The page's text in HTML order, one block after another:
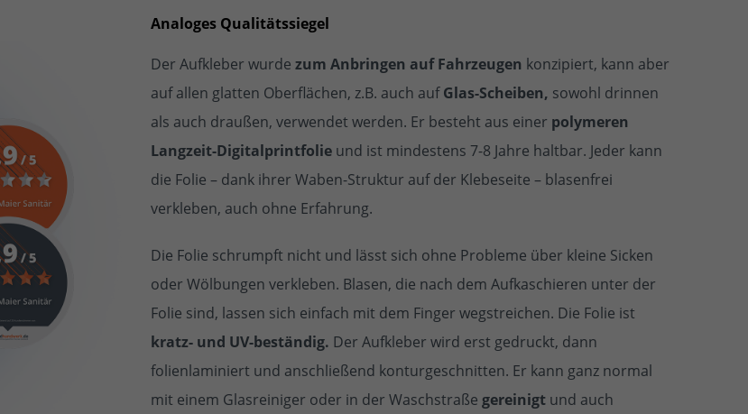
Analoges Qualitätssiegel
Der Aufkleber wurde zum Anbringen auf Fahrzeugen konzipiert, kann aber
auf allen glatten Oberflächen, z.B. auch aufGlas-Scheiben, sowohl drinnen
als auch draußen, verwendet werden. Er besteht aus einer polymeren
Langzeit-Digitalprintfolie und ist mindestens 7-8 Jahre haltbar. Jeder kann
die Folie – dank ihrer Waben-Struktur auf der Klebeseite – blasenfrei
verkleben, auch ohne Erfahrung.
Die Folie schrumpft nicht und lässt sich ohne Probleme über kleine Sicken
oder Wölbungen verkleben. Blasen, die nach dem Aufkaschieren unter der
Folie sind, lassen sich einfach mit dem Finger wegstreichen. Die Folie ist
kratz- und UV-beständig. Der Aufkleber wird erst gedruckt, dann
folienlaminiert und anschließend konturgeschnitten. Er kann ganz normal
mit einem Glasreiniger oder in der Waschstraße gereinigt und auch